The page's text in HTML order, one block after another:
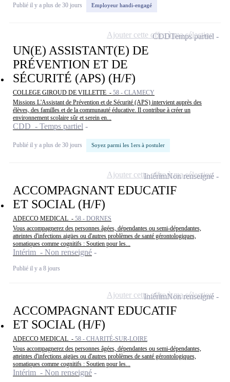
Publié il y a plus de 30 jours Employeur handi-engagé
UN(E) ASSISTANT(E) DE
PRÉVENTION ET DE
SÉCURITÉ (APS) (H/F)
COLLEGE GIROUD DE VILLETTE - 58 - CLAMECY
Missions L'Assistant de Prévention et de Sécurité (APS) intervient auprès des
élèves, des familles et de la communauté éducative. Il contribue à créer un
environnement scolaire sûr et serein en...
CDD - Temps partiel
Publié il y a plus de 30 jours Soyez parmi les 1ers à postuler
CDDTemps partiel
Ajouter cette offre à ma sélection
ACCOMPAGNANT EDUCATIF
ET SOCIAL (H/F)
ADECCO MEDICAL - 58 - DORNES
Vous accompagnerez des personnes âgées, dépendantes ou semi-dépendantes,
atteintes d'infections aigües ou d'autres problèmes de santé gérontologiques,
somatiques comme cognitifs : Soutien pour les...
Intérim - Non renseigné
Publié il y a 8 jours
IntérimNon renseigné
Ajouter cette offre à ma sélection
ACCOMPAGNANT EDUCATIF
ET SOCIAL (H/F)
ADECCO MEDICAL - 58 - CHARITÉ-SUR-LOIRE
Vous accompagnerez des personnes âgées, dépendantes ou semi-dépendantes,
atteintes d'infections aigües ou d'autres problèmes de santé gérontologiques,
somatiques comme cognitifs : Soutien pour les...
Intérim - Non renseigné
IntérimNon renseigné
Ajouter cette offre à ma sélection